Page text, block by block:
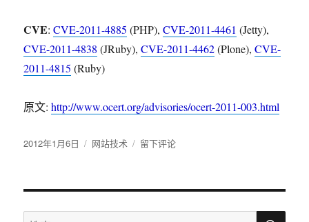
CVE:CVE-2011-4885 (PHP),CVE-2011-4461 (Jetty),
CVE-2011-4838 (JRuby),CVE-2011-4462(Plone),CVE-
2011-4815 (Ruby)
原文:http://www.ocert.org/advisories/ocert-2011-003.html
发
2012年1月6日
分
网站技术
于
构
Hash
留下评论
搜